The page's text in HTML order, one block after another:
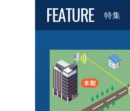
FEATURE 特集